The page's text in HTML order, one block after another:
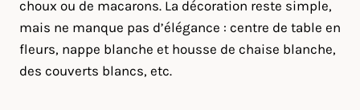
choux ou de macarons. La décoration reste simple,
mais ne manque pas d’élégance : centre de table en
fleurs, nappe blanche et housse de chaise blanche,
des couverts blancs, etc.